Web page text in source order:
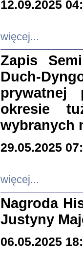
12.09.2025
więcej...
Zapis
Duch-
prywatnej
okresie
wybranych
29.05.2025
więcej...
Nagroda
Justyny
06.05.2025